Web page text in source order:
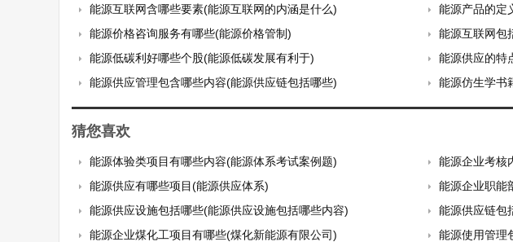
能源互联网含哪些要素(能源互联网的内涵是什么)
能源产品的定
能源价格咨询服务有哪些(能源价格管制)
能源互联网包
能源低碳利好哪些个股(能源低碳发展有利于)
能源供应的特
能源供应管理包含哪些内容(能源供应链包括哪些)
能源仿生学书
猜您喜欢
能源体验类项目有哪些内容(能源体系考试案例题)
能源企业考核
能源供应有哪些项目(能源供应体系)
能源企业职能
能源供应设施包括哪些(能源供应设施包括哪些内容)
能源供应链包
能源企业煤化工项目有哪些(煤化新能源有限公司)
能源使用管理